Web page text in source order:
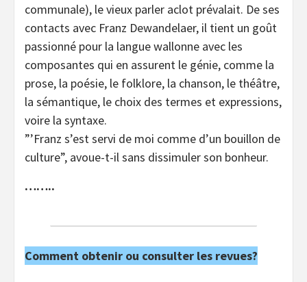
communale), le vieux parler aclot prévalait. De ses
contacts avec Franz Dewandelaer, il tient un goût
passionné pour la langue wallonne avec les
composantes qui en assurent le génie, comme la
prose, la poésie, le folklore, la chanson, le théâtre,
la sémantique, le choix des termes et expressions,
voire la syntaxe.
”’Franz s’est servi de moi comme d’un bouillon de
culture”, avoue-t-il sans dissimuler son bonheur.
……..
Comment obtenir ou consulter les revues?